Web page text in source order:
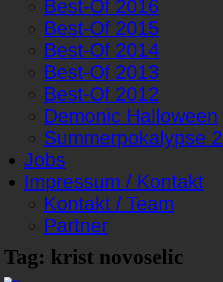
Best-Of 2016
Best-Of 2015
Best-Of 2014
Best-Of 2013
Best-Of 2012
Demonic Halloween
Summerpokalypse
Jobs
Impressum / Kontakt
Kontakt / Team
Partner
Tag: krist novoselic